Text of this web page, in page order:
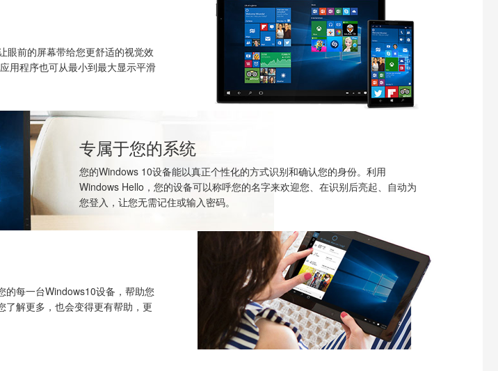
眼前的屏幕带给您更舒适的视觉效
用程序也可从最小到最大显示平滑
专属于您的系统
您的Windows 10设备能以真正个性化的方式识别和确认您的身份。利用
Windows Hello，您的设备可以称呼您的名字来欢迎您、在识别后亮起、自动为
您登入，让您无需记住或输入密码。
每一台Windows10设备，帮助您
了解更多，也会变得更有帮助，更